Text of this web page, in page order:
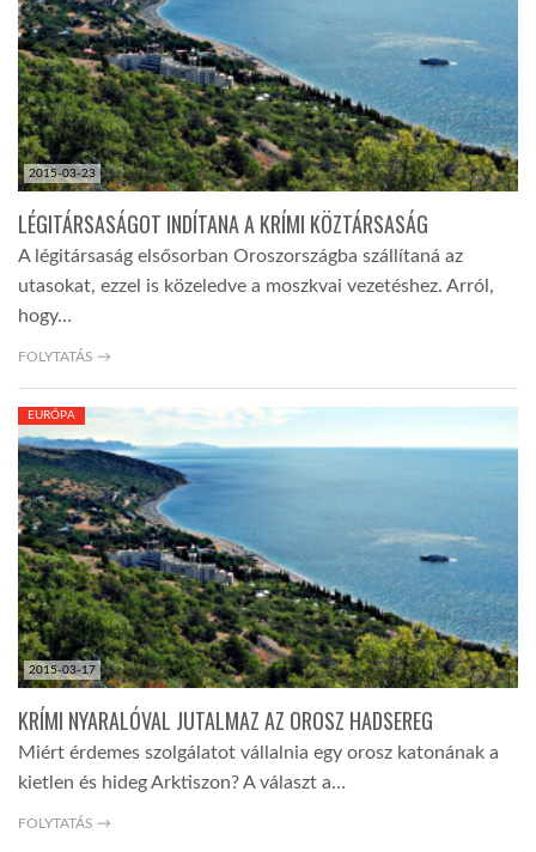
TROPICALMAGAZIN
GLOBOTV
AFRIKA TUDÁSTÁR
LINKTR.EE
GLOBOZSARU
DOBRAVERO.HU
LATIMO.HU
GLOBOBOOK
2015-03-23
LÉGITÁRSASÁGOT INDÍTANA A KRÍMI KÖZTÁRSASÁG
A légitársaság elsősorban Oroszországba szállítaná az
utasokat, ezzel is közeledve a moszkvai vezetéshez. Arról,
hogy…
FOLYTATÁS →
2015-03-17
EURÓPA
KRÍMI NYARALÓVAL JUTALMAZ AZ OROSZ HADSEREG
Miért érdemes szolgálatot vállalnia egy orosz katonának a
kietlen és hideg Arktiszon? A választ a…
FOLYTATÁS →